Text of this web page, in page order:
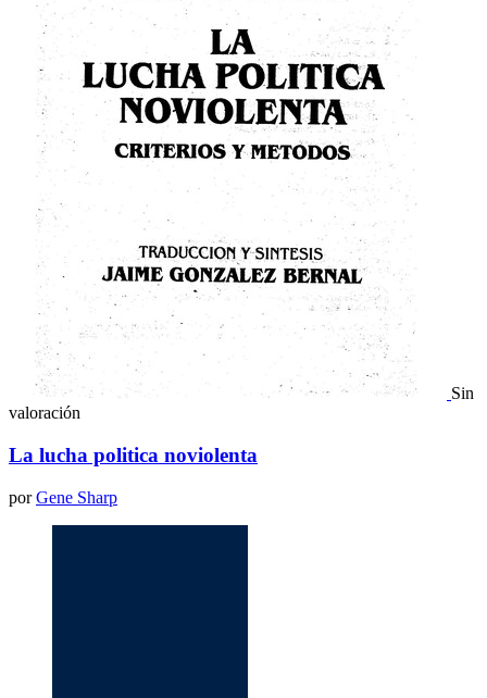
Sin
valoración
La lucha politica noviolenta
porGene Sharp